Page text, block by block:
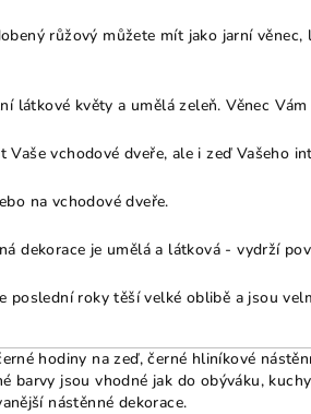
růžový můžete mít jako jarní
látkové květy a umělá zeleň. Věnec
Vaše vchodové dveře, ale i zeď Vašeho
na vchodové dveře.
dekorace je umělá a látková - vydrží
poslední roky těší velké oblibě a jsou
hodiny na zeď, černé hliníkové
barvy jsou vhodné jak do obýváku,
nástěnné dekorace.